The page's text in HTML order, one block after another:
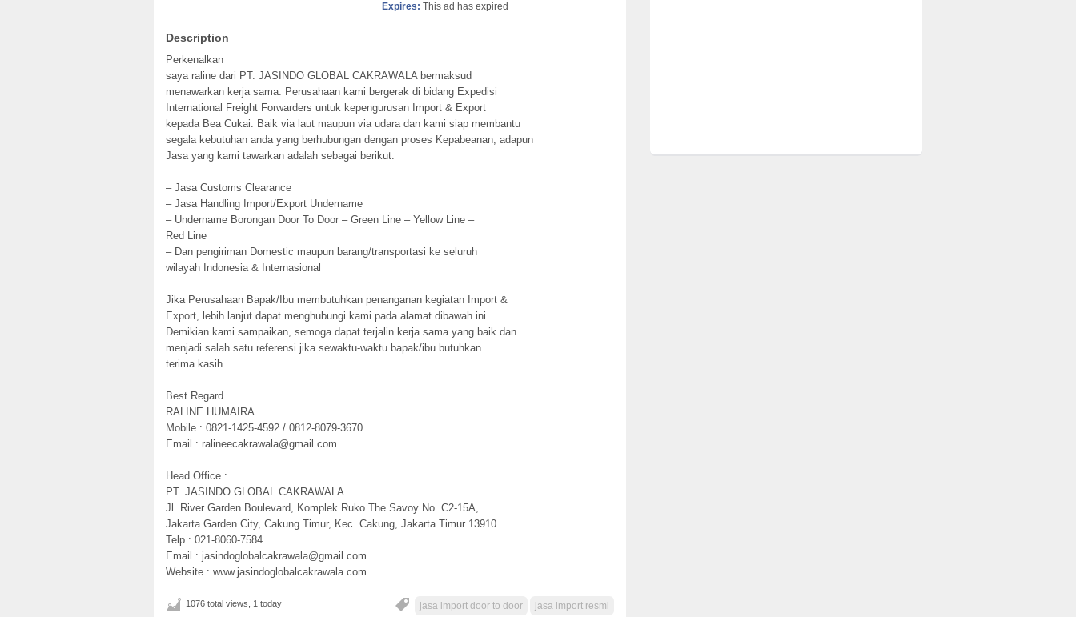
Expires: This ad has expired
Description
Perkenalkan
saya raline dari PT. JASINDO GLOBAL CAKRAWALA bermaksud
menawarkan kerja sama. Perusahaan kami bergerak di bidang Expedisi
International Freight Forwarders untuk kepengurusan Import & Export
kepada Bea Cukai. Baik via laut maupun via udara dan kami siap membantu
segala kebutuhan anda yang berhubungan dengan proses Kepabeanan, adapun
Jasa yang kami tawarkan adalah sebagai berikut:
– Jasa Customs Clearance
– Jasa Handling Import/Export Undername
– Undername Borongan Door To Door – Green Line – Yellow Line –
Red Line
– Dan pengiriman Domestic maupun barang/transportasi ke seluruh
wilayah Indonesia & Internasional
Jika Perusahaan Bapak/Ibu membutuhkan penanganan kegiatan Import &
Export, lebih lanjut dapat menghubungi kami pada alamat dibawah ini.
Demikian kami sampaikan, semoga dapat terjalin kerja sama yang baik dan
menjadi salah satu referensi jika sewaktu-waktu bapak/ibu butuhkan.
terima kasih.
Best Regard
RALINE HUMAIRA
Mobile : 0821-1425-4592 / 0812-8079-3670
Email : ralineecakrawala@gmail.com
Head Office :
PT. JASINDO GLOBAL CAKRAWALA
Jl. River Garden Boulevard, Komplek Ruko The Savoy No. C2-15A,
Jakarta Garden City, Cakung Timur, Kec. Cakung, Jakarta Timur 13910
Telp : 021-8060-7584
Email : jasindoglobalcakrawala@gmail.com
Website : www.jasindoglobalcakrawala.com
jasa import door to door jasa import resmi
1076 total views, 1 today